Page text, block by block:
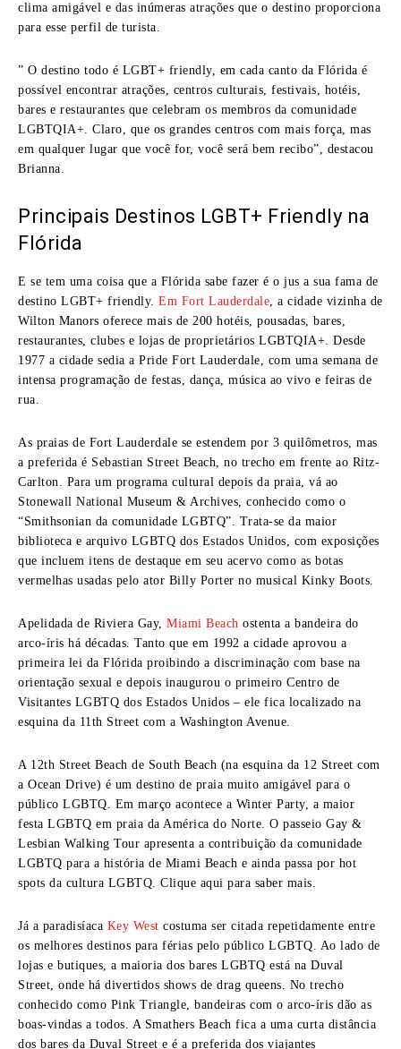
clima amigável e das inúmeras atrações que o destino proporciona
para esse perfil de turista.
” O destino todo é LGBT+ friendly, em cada canto da Flórida é
possível encontrar atrações, centros culturais, festivais, hotéis,
bares e restaurantes que celebram os membros da comunidade
LGBTQIA+. Claro, que os grandes centros com mais força, mas
em qualquer lugar que você for, você será bem recibo”, destacou
Brianna.
Principais Destinos LGBT+ Friendly na
Flórida
E se tem uma coisa que a Flórida sabe fazer é o jus a sua fama de
destino LGBT+ friendly. Em Fort Lauderdale, a cidade vizinha de
Wilton Manors oferece mais de 200 hotéis, pousadas, bares,
restaurantes, clubes e lojas de proprietários LGBTQIA+. Desde
1977 a cidade sedia a Pride Fort Lauderdale, com uma semana de
intensa programação de festas, dança, música ao vivo e feiras de
rua.
As praias de Fort Lauderdale se estendem por 3 quilômetros, mas
a preferida é Sebastian Street Beach, no trecho em frente ao Ritz-
Carlton. Para um programa cultural depois da praia, vá ao
Stonewall National Museum & Archives, conhecido como o
“Smithsonian da comunidade LGBTQ”. Trata-se da maior
biblioteca e arquivo LGBTQ dos Estados Unidos, com exposições
que incluem itens de destaque em seu acervo como as botas
vermelhas usadas pelo ator Billy Porter no musical Kinky Boots.
Apelidada de Riviera Gay, Miami Beach ostenta a bandeira do
arco-íris há décadas. Tanto que em 1992 a cidade aprovou a
primeira lei da Flórida proibindo a discriminação com base na
orientação sexual e depois inaugurou o primeiro Centro de
Visitantes LGBTQ dos Estados Unidos – ele fica localizado na
esquina da 11th Street com a Washington Avenue.
A 12th Street Beach de South Beach (na esquina da 12 Street com
a Ocean Drive) é um destino de praia muito amigável para o
público LGBTQ. Em março acontece a Winter Party, a maior
festa LGBTQ em praia da América do Norte. O passeio Gay &
Lesbian Walking Tour apresenta a contribuição da comunidade
LGBTQ para a história de Miami Beach e ainda passa por hot
spots da cultura LGBTQ. Clique aqui para saber mais.
Já a paradisíaca Key West costuma ser citada repetidamente entre
os melhores destinos para férias pelo público LGBTQ. Ao lado de
lojas e butiques, a maioria dos bares LGBTQ está na Duval
Street, onde há divertidos shows de drag queens. No trecho
conhecido como Pink Triangle, bandeiras com o arco-íris dão as
boas-vindas a todos. A Smathers Beach fica a uma curta distância
dos bares da Duval Street e é a preferida dos viajantes